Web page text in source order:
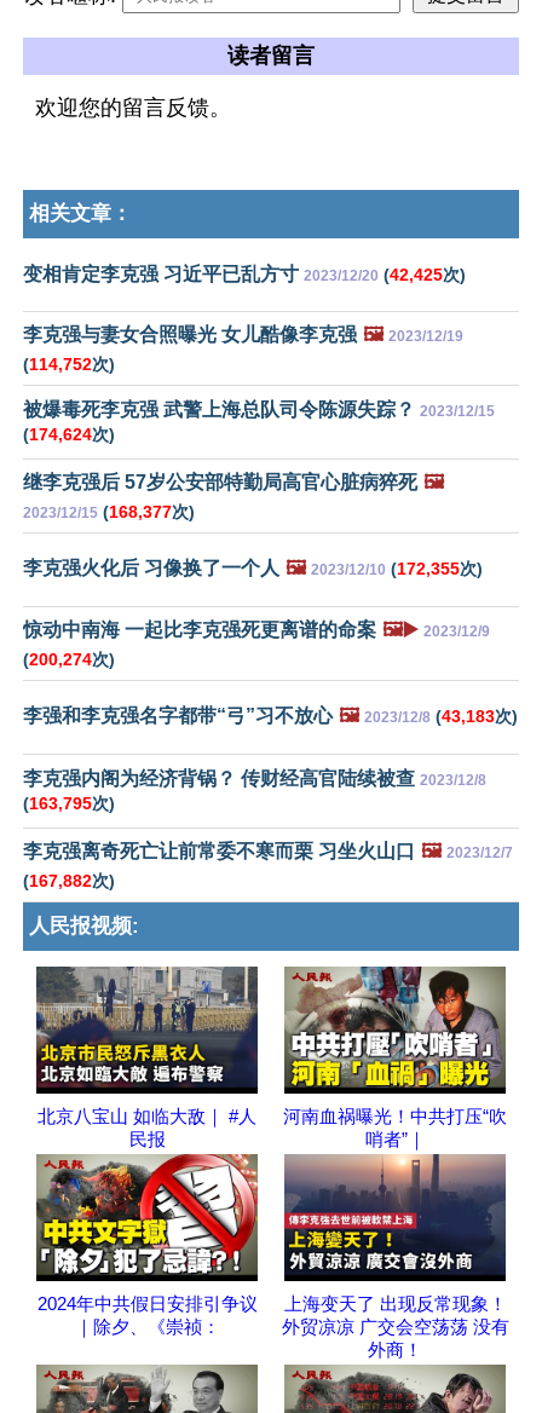
读者留言
欢迎您的留言反馈。
相关文章：
变相肯定李克强 习近平已乱方寸 2023/12/20 (42,425次)
李克强与妻女合照曝光 女儿酷像李克强 🖼️ 2023/12/19
(114,752次)
被爆毒死李克强 武警上海总队司令陈源失踪？ 2023/12/15
(174,624次)
继李克强后 57岁公安部特勤局高官心脏病猝死 🖼️
2023/12/15 (168,377次)
李克强火化后 习像换了一个人 🖼️ 2023/12/10 (172,355次)
惊动中南海 一起比李克强死更离谱的命案 🖼️▶️ 2023/12/9
(200,274次)
李强和李克强名字都带“弓”习不放心 🖼️ 2023/12/8 (43,183次)
李克强内阁为经济背锅？ 传财经高官陆续被查 2023/12/8
(163,795次)
李克强离奇死亡让前常委不寒而栗 习坐火山口 🖼️ 2023/12/7
(167,882次)
人民报视频:
北京八宝山 如临大敌｜ #人
民报
河南血祸曝光！中共打压“吹
哨者”｜
2024年中共假日安排引争议
｜除夕、《崇祯：
上海变天了 出现反常现象！
外贸凉凉 广交会空荡荡 没有
外商！